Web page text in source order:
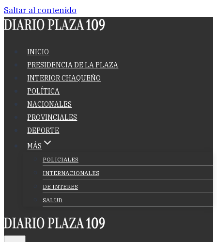
Saltar al contenido
INICIO
PRESIDENCIA DE LA PLAZA
INTERIOR CHAQUEÑO
POLÍTICA
NACIONALES
PROVINCIALES
DEPORTE
MÁS
POLICIALES
INTERNACIONALES
DE INTERES
SALUD